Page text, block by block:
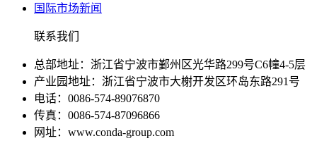
国际市场新闻
联系我们
总部地址：浙江省宁波市鄞州区光华路299号C6幢4-5层
产业园地址：浙江省宁波市大榭开发区环岛东路291号
电话：0086-574-89076870
传真：0086-574-87096866
网址：www.conda-group.com